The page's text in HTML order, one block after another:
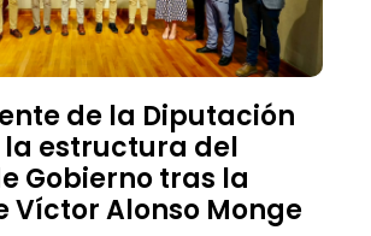
de la Diputación
estructura del
Gobierno tras la
Víctor Alonso Monge